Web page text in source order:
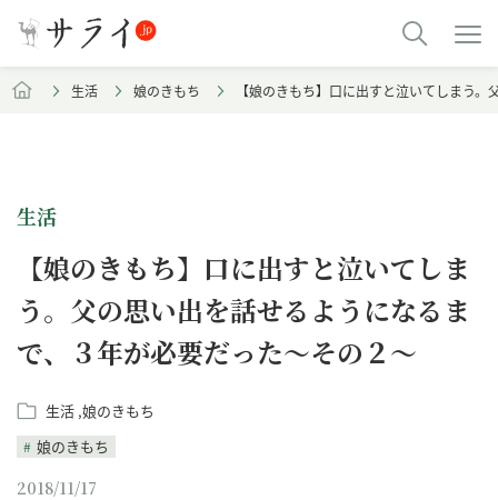
生活 娘のきもち 【娘のきもち】口に出すと泣いてしまう
生活
【娘のきもち】口に出すと泣いてしま
う。父の思い出を話せるようになるま
で、３年が必要だった～その２～
生活 娘のきもち
娘のきもち
2018/11/17